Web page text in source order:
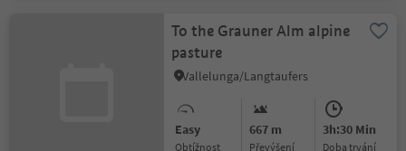
To the Grauner Alm alpine
pasture
Vallelunga/Langtaufers
Easy
Obtížnost
667 m
Převýšení
3h:30 Min
doba trvání